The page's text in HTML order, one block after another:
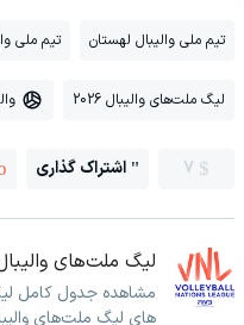
تیم ملی والیبال لهستان تیم ملی
لیگ ملت‌های والیبال 2026
7 اشتراک گذاری
لیگ ملت‌های
مشاهده جدول کامل
های لیگ ملت‌های